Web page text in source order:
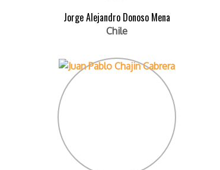
Jorge Alejandro Donoso Mena
Chile